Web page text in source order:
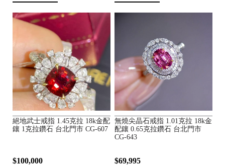
絕地武士戒指 1.45克拉 18k金配
鑲 1克拉鑽石 台北門市 CG-607
$100,000
無燒尖晶石戒指 1.01克拉 18k金
配鑲 0.65克拉鑽石 台北門市
CG-643
$69,995